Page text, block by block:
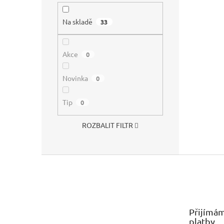
Na skladě 33
Akce 0
Novinka 0
Tip 0
ROZBALIT FILTR
platby